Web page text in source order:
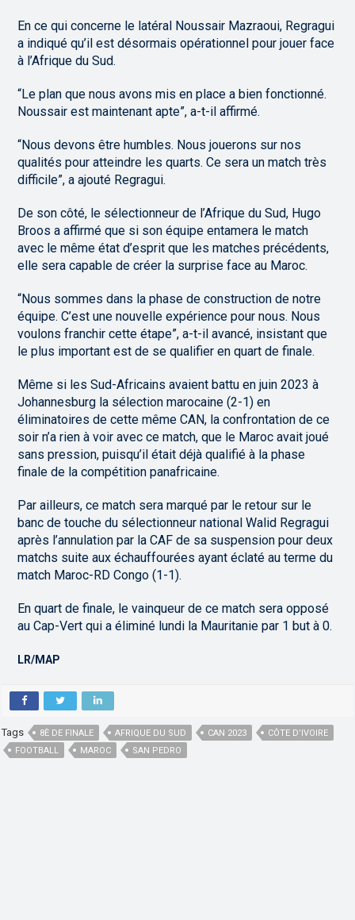
En ce qui concerne le latéral Noussair Mazraoui, Regragui
a indiqué qu’il est désormais opérationnel pour jouer face
à l’Afrique du Sud.
“Le plan que nous avons mis en place a bien fonctionné.
Noussair est maintenant apte”, a-t-il affirmé.
“Nous devons être humbles. Nous jouerons sur nos
qualités pour atteindre les quarts. Ce sera un match très
difficile”, a ajouté Regragui.
De son côté, le sélectionneur de l’Afrique du Sud, Hugo
Broos a affirmé que si son équipe entamera le match
avec le même état d’esprit que les matches précédents,
elle sera capable de créer la surprise face au Maroc.
“Nous sommes dans la phase de construction de notre
équipe. C’est une nouvelle expérience pour nous. Nous
voulons franchir cette étape”, a-t-il avancé, insistant que
le plus important est de se qualifier en quart de finale.
Même si les Sud-Africains avaient battu en juin 2023 à
Johannesburg la sélection marocaine (2-1) en
éliminatoires de cette même CAN, la confrontation de ce
soir n’a rien à voir avec ce match, que le Maroc avait joué
sans pression, puisqu’il était déjà qualifié à la phase
finale de la compétition panafricaine.
Par ailleurs, ce match sera marqué par le retour sur le
banc de touche du sélectionneur national Walid Regragui
après l’annulation par la CAF de sa suspension pour deux
matchs suite aux échauffourées ayant éclaté au terme du
match Maroc-RD Congo (1-1).
En quart de finale, le vainqueur de ce match sera opposé
au Cap-Vert qui a éliminé lundi la Mauritanie par 1 but à 0.
LR/MAP
Tags 8È DE FINALE AFRIQUE DU SUD CAN 2023
CÔTE D’IVOIRE
FOOTBALL
MAROC SAN PEDRO